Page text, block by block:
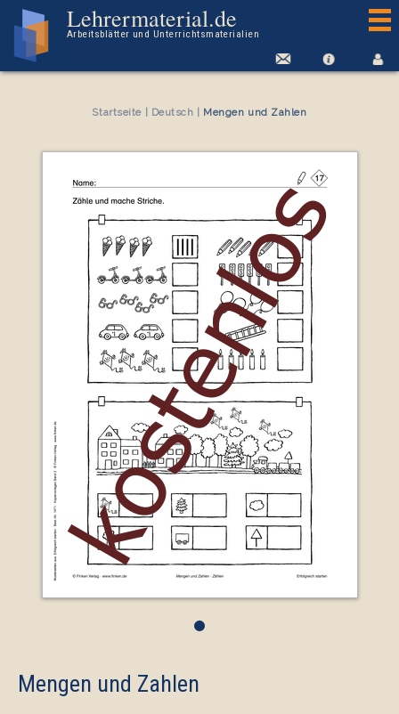
Lehrermaterial.de
Arbeitsblätter und Unterrichtsmaterialien
Startseite| Deutsch Mengen und Zahlen
•
Mengen und Zahlen